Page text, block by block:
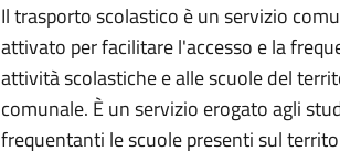
Il trasporto scolastico è un servizio
attivato per facilitare l'accesso e la
attività scolastiche e alle scuole del
comunale. È un servizio erogato agli
frequentanti le scuole presenti sul